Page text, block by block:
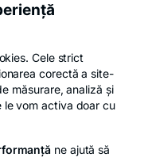
Politica de cookies
Cele strict
corectă a site-
măsurare, analiză și
le vom activa doar cu
ne ajută să